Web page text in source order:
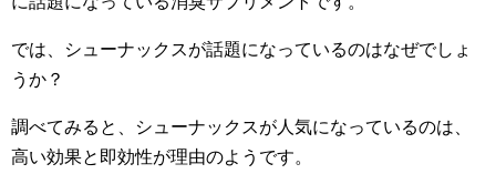
では、シューナックスが話題になっているのはなぜでしょ
うか？
調べてみると、シューナックスが人気になっているのは、
高い効果と即効性が理由のようです。